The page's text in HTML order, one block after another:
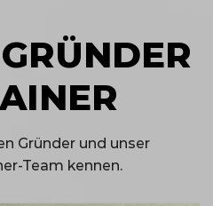
GRÜNDER
Gründer und unser
Team kennen.